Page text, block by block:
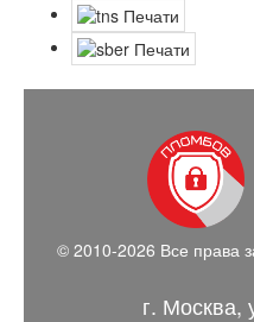
© 2010-2026 Все права
г. Москва,